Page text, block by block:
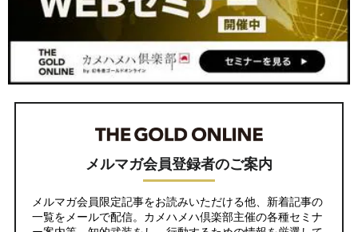
メルマガ会員登録者のご案内
メルマガ会員限定記事をお読みいただける他、新着記事の
一覧をメールで配信。カメハメハ倶楽部主催の各種セミナ